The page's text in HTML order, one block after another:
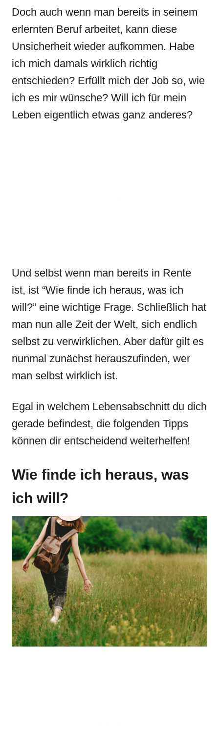
Doch auch wenn man bereits in seinem
erlernten Beruf arbeitet, kann diese
Unsicherheit wieder aufkommen. Habe
ich mich damals wirklich richtig
entschieden? Erfüllt mich der Job so, wie
ich es mir wünsche? Will ich für mein
Leben eigentlich etwas ganz anderes?
Und selbst wenn man bereits in Rente
ist, ist “Wie finde ich heraus, was ich
will?” eine wichtige Frage. Schließlich hat
man nun alle Zeit der Welt, sich endlich
selbst zu verwirklichen. Aber dafür gilt es
nunmal zunächst herauszufinden, wer
man selbst wirklich ist.
Egal in welchem Lebensabschnitt du dich
gerade befindest, die folgenden Tipps
können dir entscheidend weiterhelfen!
Wie finde ich heraus, was
ich will?